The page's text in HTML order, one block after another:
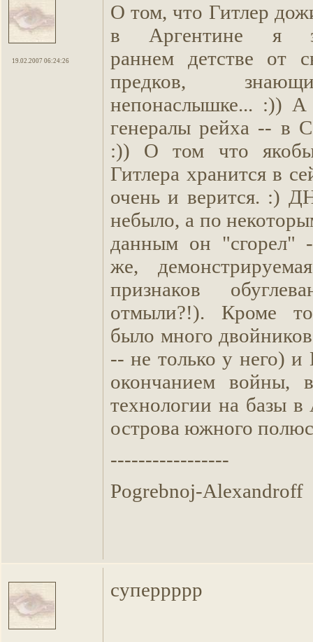
19.02.2007 06:24:26
О том, что Гитлер
в Аргентине я
раннем детстве от
предков,
непонаслышке... :)) А
генералы рейха -- в
:)) О том что якобы
Гитлера хранится в
очень и верится. :)
небыло, а по
данным он "сгорел"
же,
признаков
отмыли?!). Кроме
было много двойников
-- не только у него) и
окончанием войны,
технологии на базы
острова южного
-----------------
Pogrebnoj-Alexandroff
суперрррр